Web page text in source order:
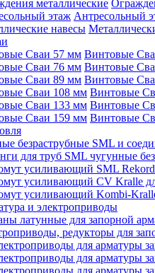
Антресольный
Винтовые
Винтовые
Винтовые
Винтовые
Винтовые
Винтовые
безраструбные SML и
усиливающий SML
усиливающий CV Kralle
усиливающий Kombi-
и электроприводы
для арматуры
для арматуры
для арматуры